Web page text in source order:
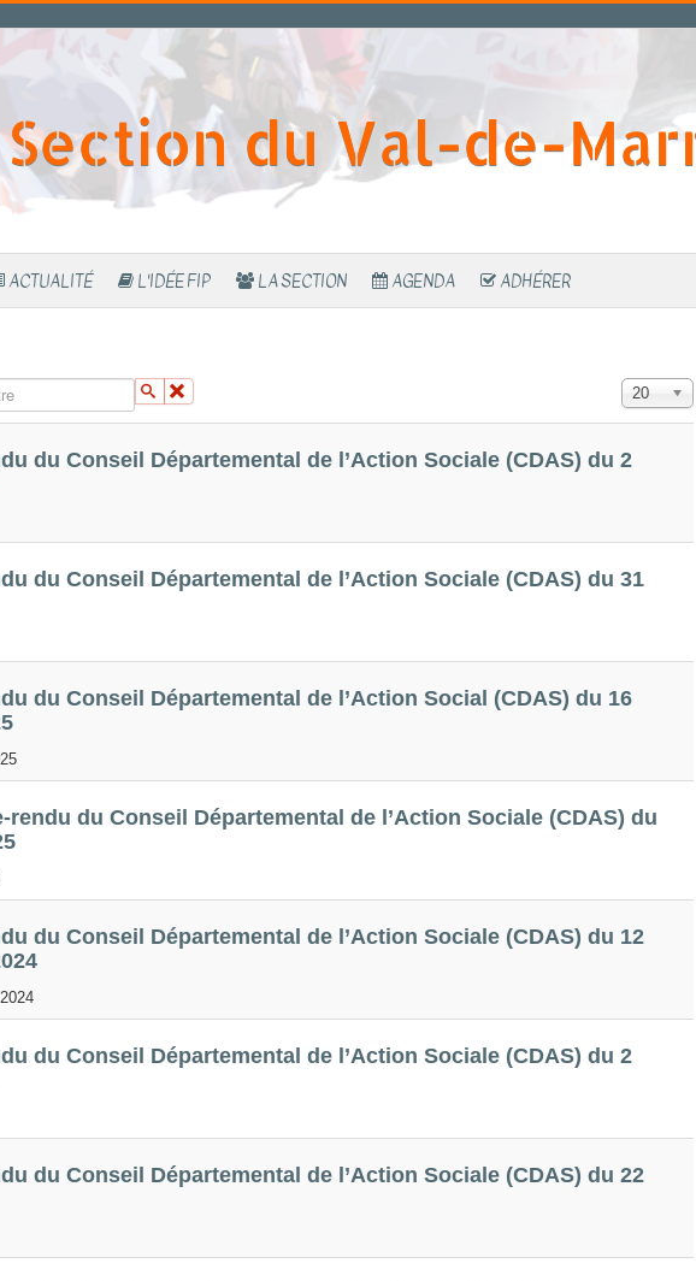
Section du Val-de-
ACTUALITÉ L'IDÉE FIP LA SECTION AGENDA ADHÉRER
Affichage
20
du Conseil Départemental de l’Action Sociale (CDAS) du 2
du Conseil Départemental de l’Action Sociale (CDAS) du 31
du Conseil Départemental de l’Action Social (CDAS) du 16
rendu du Conseil Départemental de l’Action Sociale (CDAS) du
du Conseil Départemental de l’Action Sociale (CDAS) du 12
du Conseil Départemental de l’Action Sociale (CDAS) du 2
du Conseil Départemental de l’Action Sociale (CDAS) du 22